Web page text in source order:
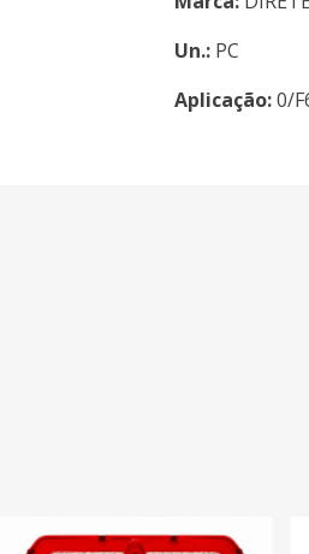
Un.: PC
Aplicação:0/